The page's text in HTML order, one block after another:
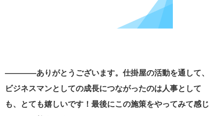
――――ありがとうございます。仕掛屋の活動を通して、
ビジネスマンとしての成長につながったのは人事として
も、とても嬉しいです！最後にこの施策をやってみて感じ